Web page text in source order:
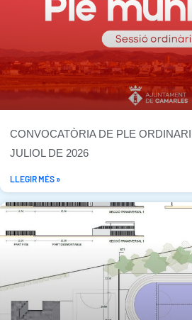
CONVOCATÒRIA DE PLE
JULIOL DE 2026
LLEGIR MÉS »